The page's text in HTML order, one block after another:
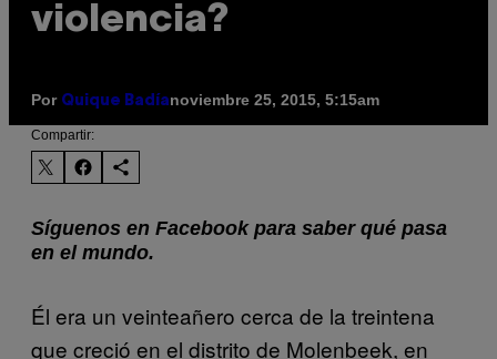
violencia?
Por Quique Badíanoviembre 25, 2015, 5:15am
Compartir:
Síguenos en Facebook para saber qué pasa
en el mundo.
Él era un veinteañero cerca de la treintena
que creció en el distrito de Molenbeek, en